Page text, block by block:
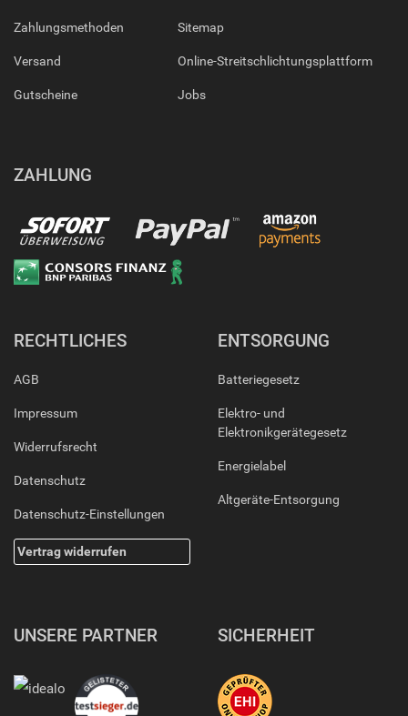
Zahlungsmethoden
Versand
Gutscheine
Sitemap
Online-Streitschlichtungsplattform
Jobs
ZAHLUNG
RECHTLICHES
AGB
Impressum
Widerrufsrecht
Datenschutz
Datenschutz-Einstellungen
Vertrag widerrufen
ENTSORGUNG
Batteriegesetz
Elektro- und
Elektronikgerätegesetz
Energielabel
Altgeräte-Entsorgung
UNSERE PARTNER SICHERHEIT